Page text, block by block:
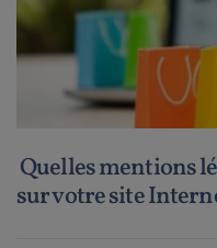
Quelles mentions
sur votre site